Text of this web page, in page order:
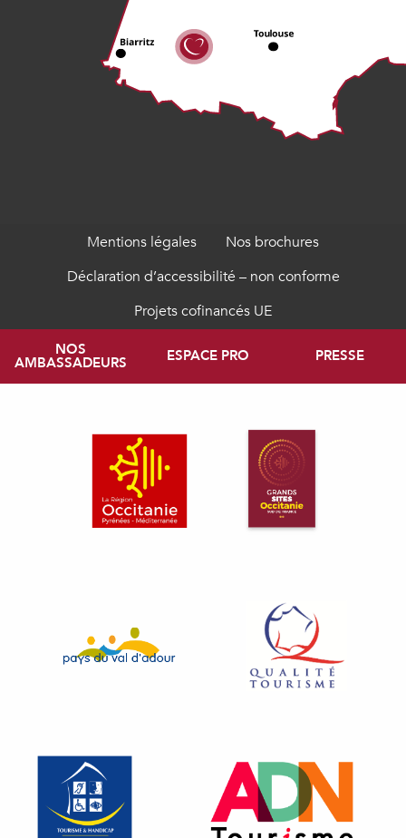
Mentions légales
Nos brochures
Déclaration d’accessibilité – non conforme
Projets cofinancés UE
NOS
AMBASSADEURS ESPACE PRO PRESSE